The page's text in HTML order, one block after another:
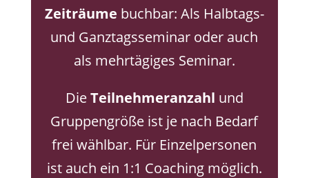
Zeiträume buchbar: Als Halbtags-
und Ganztagsseminar oder auch
als mehrtägiges Seminar.
DieTeilnehmeranzahl und
Gruppengröße ist je nach Bedarf
frei wählbar. Für Einzelpersonen
ist auch ein 1:1 Coaching möglich.